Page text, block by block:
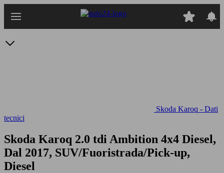
Skoda Karoq - Dati
tecnici
Skoda Karoq 2.0 tdi Ambition 4x4 Diesel,
Dal 2017, SUV/Fuoristrada/Pick-up,
Diesel